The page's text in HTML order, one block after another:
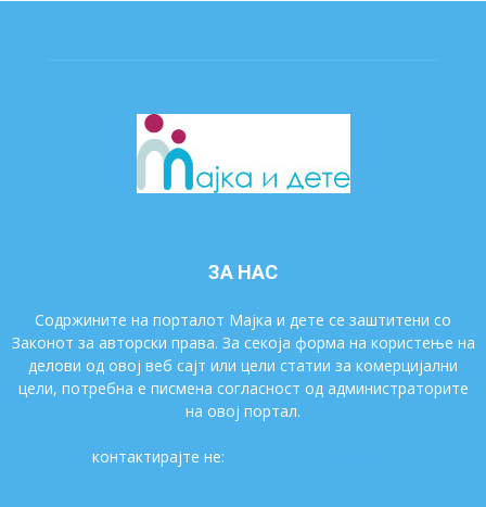
ЗА НАС
Содржините на порталот Мајка и дете се заштитени со
Законот за авторски права. За секоја форма на користење на
делови од овој веб сајт или цели статии за комерцијални
цели, потребна е писмена согласност од администраторите
на овој портал.
контактирајте не: